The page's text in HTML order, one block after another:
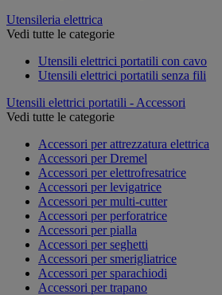
Utensileria elettrica
Vedi tutte le categorie
Utensili elettrici portatili con cavo
Utensili elettrici portatili senza fili
Utensili elettrici portatili - Accessori
Vedi tutte le categorie
Accessori per attrezzatura elettrica
Accessori per Dremel
Accessori per elettrofresatrice
Accessori per levigatrice
Accessori per multi-cutter
Accessori per perforatrice
Accessori per pialla
Accessori per seghetti
Accessori per smerigliatrice
Accessori per sparachiodi
Accessori per trapano